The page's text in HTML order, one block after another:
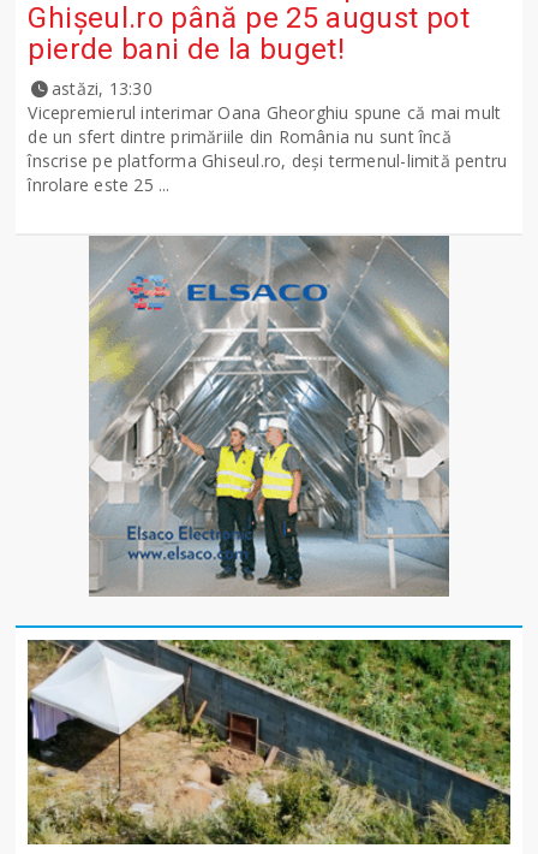
Ghişeul.ro până pe 25 august pot
pierde bani de la buget!
astăzi, 13:30
Vicepremierul interimar Oana Gheorghiu spune că mai mult
de un sfert dintre primăriile din România nu sunt încă
înscrise pe platforma Ghiseul.ro, deși termenul-limită pentru
înrolare este 25 ...